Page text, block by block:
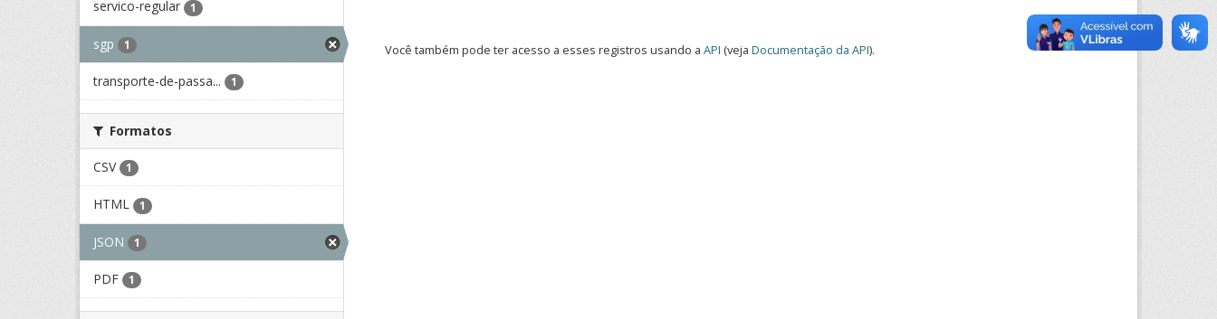
servico-regular 1
sgp 1
transporte-de-passa... 1
Formatos
CSV 1
HTML 1
JSON 1
PDF 1
Você também pode ter acesso a esses registros usando a API (veja Documentação da API).